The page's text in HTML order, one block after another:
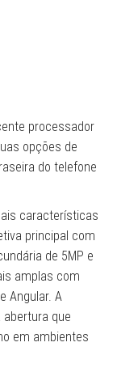
processador
opções de
do telefone
características
principal com
de 5MP e
amplas com
Angular. A
que
em ambientes